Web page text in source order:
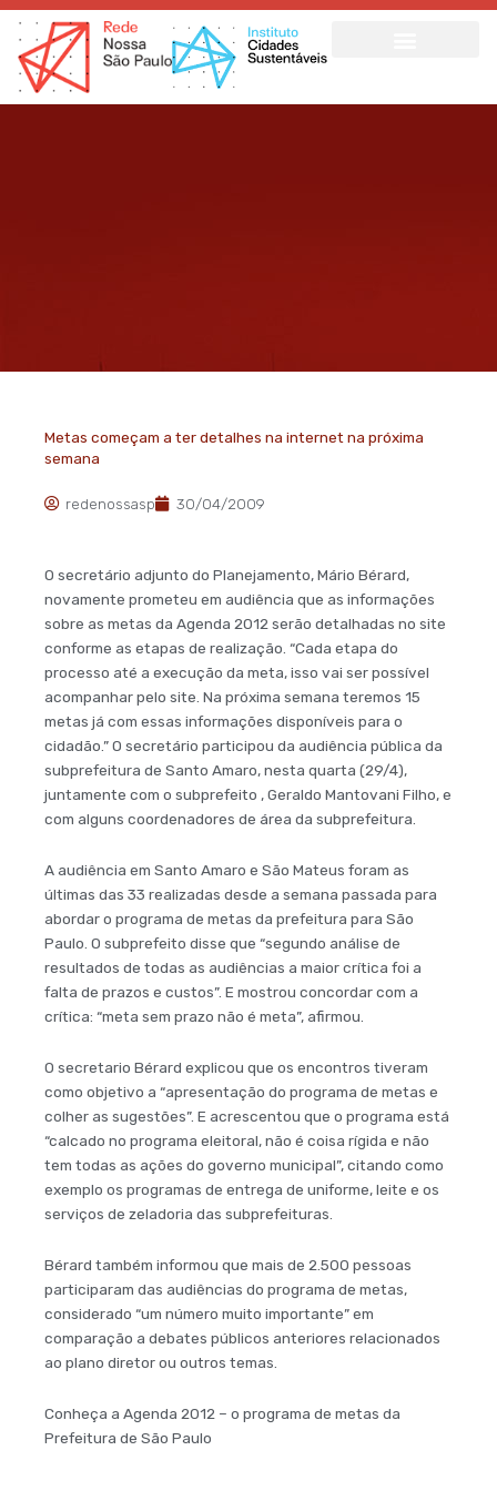
Ir
para
conteúdo
Metas começam a ter detalhes na internet na próxima
semana
redenossasp 30/04/2009
O secretário adjunto do Planejamento, Mário Bérard,
novamente prometeu em audiência que as informações
sobre as metas da Agenda 2012 serão detalhadas no site
conforme as etapas de realização. “Cada etapa do
processo até a execução da meta, isso vai ser possível
acompanhar pelo site. Na próxima semana teremos 15
metas já com essas informações disponíveis para o
cidadão.” O secretário participou da audiência pública da
subprefeitura de Santo Amaro, nesta quarta (29/4),
juntamente com o subprefeito , Geraldo Mantovani Filho, e
com alguns coordenadores de área da subprefeitura.
A audiência em Santo Amaro e São Mateus foram as
últimas das 33 realizadas desde a semana passada para
abordar o programa de metas da prefeitura para São
Paulo. O subprefeito disse que “segundo análise de
resultados de todas as audiências a maior crítica foi a
falta de prazos e custos”. E mostrou concordar com a
crítica: “meta sem prazo não é meta”, afirmou.
O secretario Bérard explicou que os encontros tiveram
como objetivo a “apresentação do programa de metas e
colher as sugestões”. E acrescentou que o programa está
“calcado no programa eleitoral, não é coisa rígida e não
tem todas as ações do governo municipal”, citando como
exemplo os programas de entrega de uniforme, leite e os
serviços de zeladoria das subprefeituras.
Bérard também informou que mais de 2.500 pessoas
participaram das audiências do programa de metas,
considerado “um número muito importante” em
comparação a debates públicos anteriores relacionados
ao plano diretor ou outros temas.
Conheça a Agenda 2012 – o programa de metas da
Prefeitura de São Paulo